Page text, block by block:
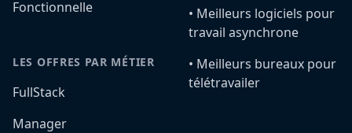
Fonctionnelle
LES OFFRES PAR MÉTIER
FullStack
Manager
•️ Meilleurs logiciels pour
travail asynchrone
•️ Meilleurs bureaux pour
télétravailer